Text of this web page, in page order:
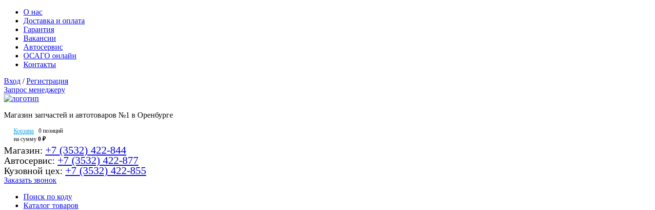
О нас
Доставка и оплата
Гарантия
Вакансии
Автосервис
ОСАГО онлайн
Контакты
Вход / Регистрация
Запрос менеджеру
Магазин запчастей и автотоваров №1 в Оренбурге
Корзина
0 позиций
на сумму 0 ₽
Магазин: +7 (3532) 422-844
Автосервис: +7 (3532) 422-877
Кузовной цех: +7 (3532) 422-855
Заказать звонок
Поиск по коду
Каталог товаров